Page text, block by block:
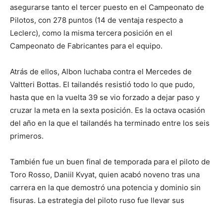
asegurarse tanto el tercer puesto en el Campeonato de
Pilotos, con 278 puntos (14 de ventaja respecto a
Leclerc), como la misma tercera posición en el
Campeonato de Fabricantes para el equipo.
Atrás de ellos, Albon luchaba contra el Mercedes de
Valtteri Bottas. El tailandés resistió todo lo que pudo,
hasta que en la vuelta 39 se vio forzado a dejar paso y
cruzar la meta en la sexta posición. Es la octava ocasión
del año en la que el tailandés ha terminado entre los seis
primeros.
También fue un buen final de temporada para el piloto de
Toro Rosso, Daniil Kvyat, quien acabó noveno tras una
carrera en la que demostró una potencia y dominio sin
fisuras. La estrategia del piloto ruso fue llevar sus